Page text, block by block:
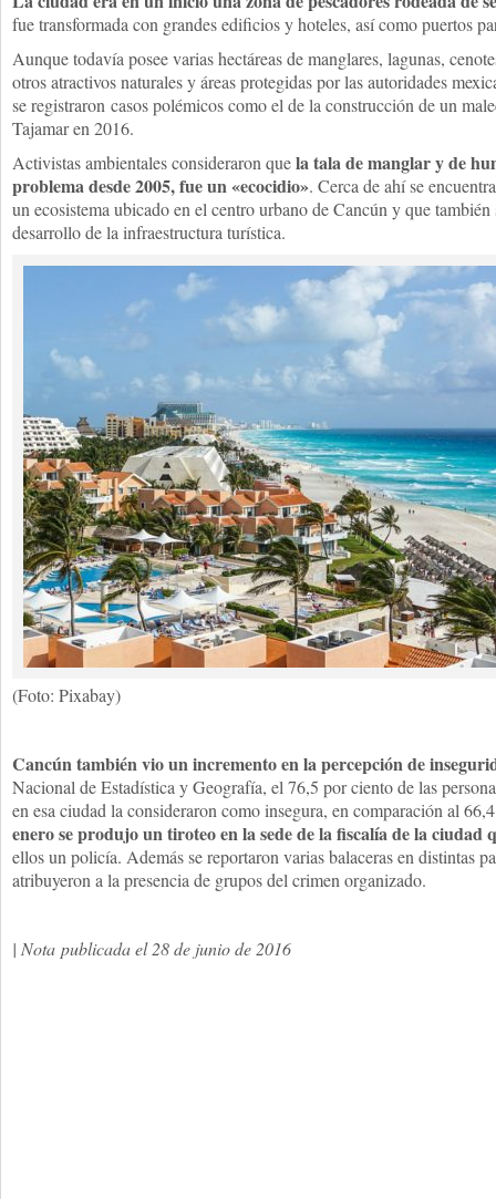
fue transformada con grandes edificios y hoteles, así como puertos
Aunque todavía posee varias hectáreas de manglares, lagunas,
otros atractivos naturales y áreas protegidas por las autoridades
se registraron casos polémicos como el de la construcción de un
Tajamar en 2016.
Activistas ambientales consideraron quela tala de manglar y de
problema desde 2005, fue un «ecocidio». Cerca de ahí se
un ecosistema ubicado en el centro urbano de Cancún y que
desarrollo de la infraestructura turística.
(Foto: Pixabay)
Cancún también vio un incremento en la percepción de
Nacional de Estadística y Geografía, el 76,5 por ciento de las
en esa ciudad la consideraron como insegura, en comparación al
enero se produjo un tiroteo en la sede de la fiscalía de la ciudad
ellos un policía. Además se reportaron varias balaceras en distintas
atribuyeron a la presencia de grupos del crimen organizado.
| Nota publicada el 28 de junio de 2016